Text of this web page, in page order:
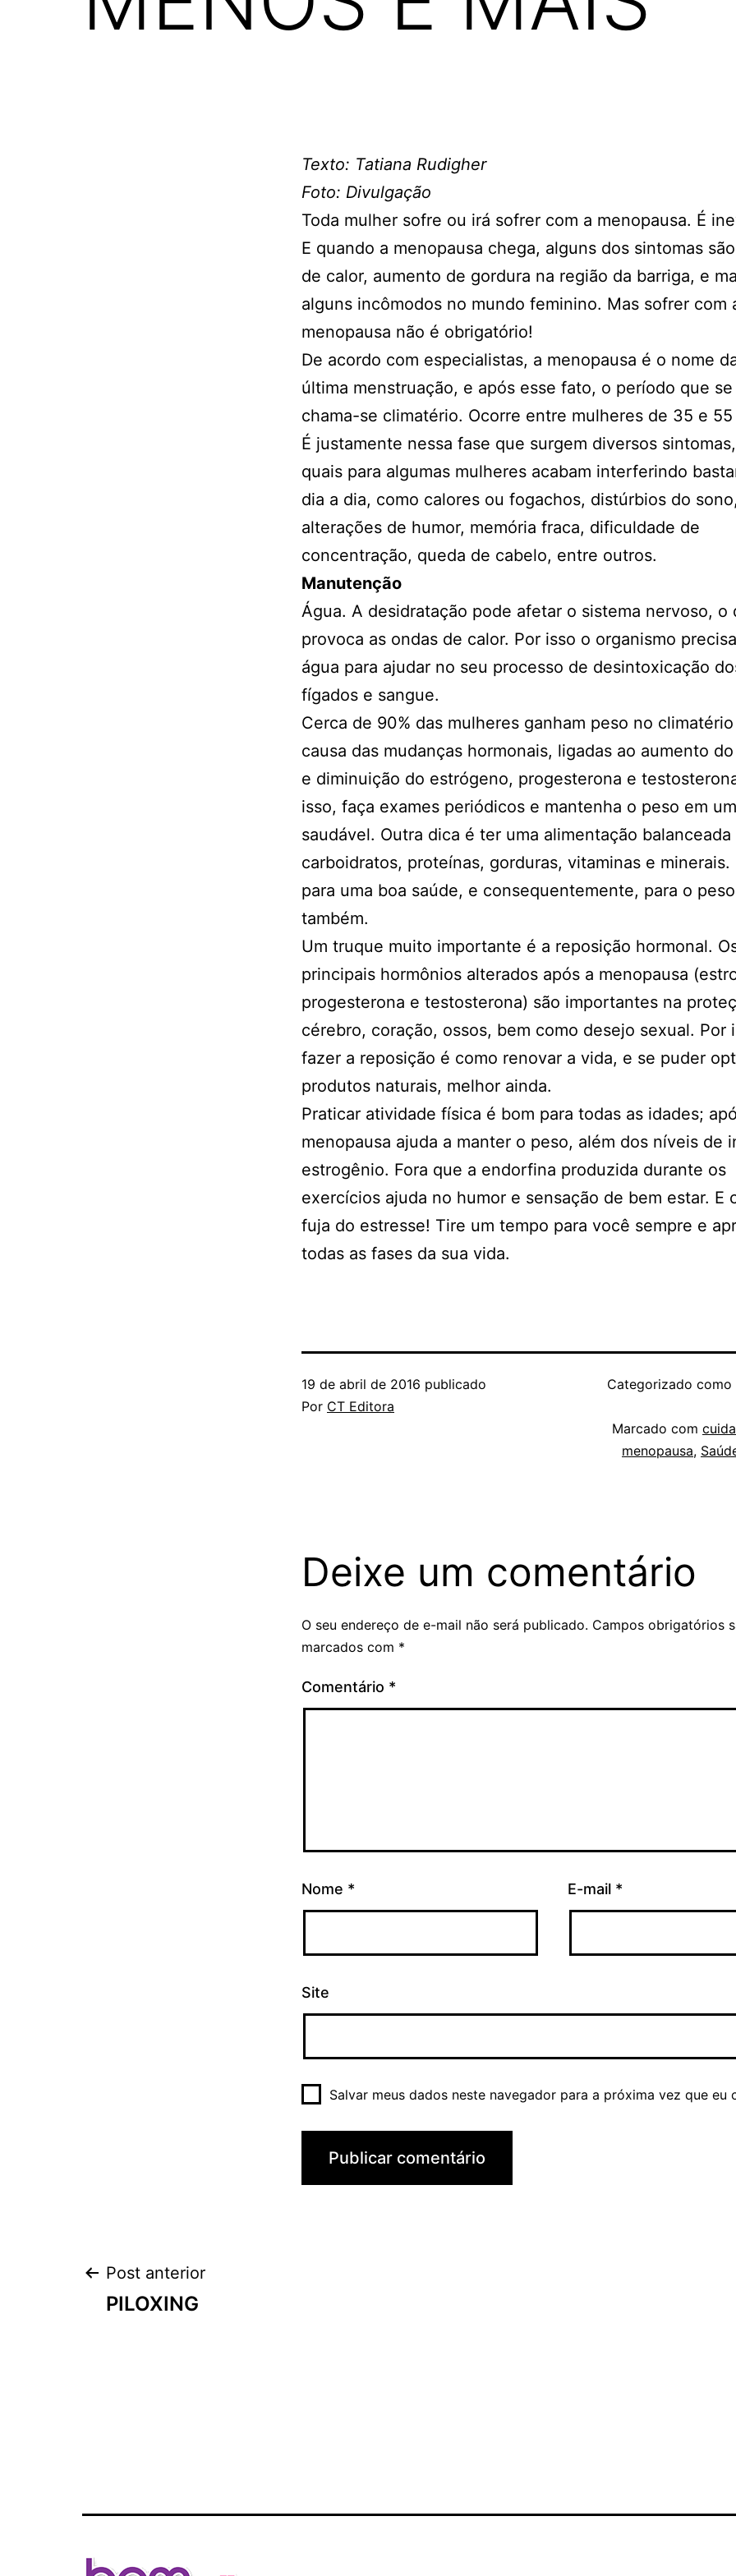
Texto: Tatiana Rudigher
Foto: Divulgação
Toda mulher sofre ou irá sofrer com a menopausa. É
E quando a menopausa chega, alguns dos sintomas
de calor, aumento de gordura na região da barriga, e
alguns incômodos no mundo feminino. Mas sofrer com
menopausa não é obrigatório!
De acordo com especialistas, a menopausa é o nome
última menstruação, e após esse fato, o período que
chama-se climatério. Ocorre entre mulheres de 35 e
É justamente nessa fase que surgem diversos
quais para algumas mulheres acabam interferindo
dia a dia, como calores ou fogachos, distúrbios do
alterações de humor, memória fraca, dificuldade de
concentração, queda de cabelo, entre outros.
Manutenção
Água. A desidratação pode afetar o sistema nervoso, o
provoca as ondas de calor. Por isso o organismo
água para ajudar no seu processo de desintoxicação
fígados e sangue.
Cerca de 90% das mulheres ganham peso no
causa das mudanças hormonais, ligadas ao aumento
e diminuição do estrógeno, progesterona e
isso, faça exames periódicos e mantenha o peso em
saudável. Outra dica é ter uma alimentação balanceada
carboidratos, proteínas, gorduras, vitaminas e minerais.
para uma boa saúde, e consequentemente, para o
também.
Um truque muito importante é a reposição hormonal.
principais hormônios alterados após a menopausa
progesterona e testosterona) são importantes na
cérebro, coração, ossos, bem como desejo sexual. Por
fazer a reposição é como renovar a vida, e se puder
produtos naturais, melhor ainda.
Praticar atividade física é bom para todas as idades;
menopausa ajuda a manter o peso, além dos níveis de
estrogênio. Fora que a endorfina produzida durante os
exercícios ajuda no humor e sensação de bem estar. E
fuja do estresse! Tire um tempo para você sempre e
todas as fases da sua vida.
19 de abril de 2016 publicado
Por CT Editora
Categorizado como
Marcado com
menopausa,
Deixe um comentário
O seu endereço de e-mail não será publicado. Campos obrigatórios
marcados com *
Comentário *
Nome * E-mail *
Site
Salvar meus dados neste navegador para a próxima vez que eu
Navegação
Post anterior
PILOXING